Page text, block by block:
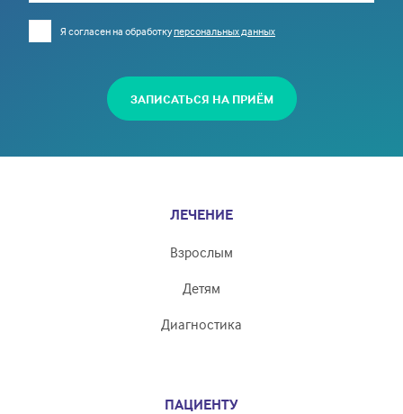
Я согласен на обработкуперсональных данных
ЗАПИСАТЬСЯ НА ПРИЁМ
ЛЕЧЕНИЕ
Взрослым
Детям
Диагностика
ПАЦИЕНТУ